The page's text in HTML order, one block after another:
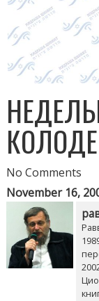
No Comments
November 16,